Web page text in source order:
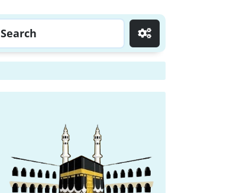
Search